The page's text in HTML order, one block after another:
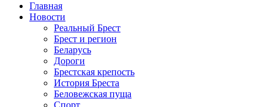
Главная
Новости
Реальный Брест
Брест и регион
Беларусь
Дороги
Брестская крепость
История Бреста
Беловежская пуща
Спорт